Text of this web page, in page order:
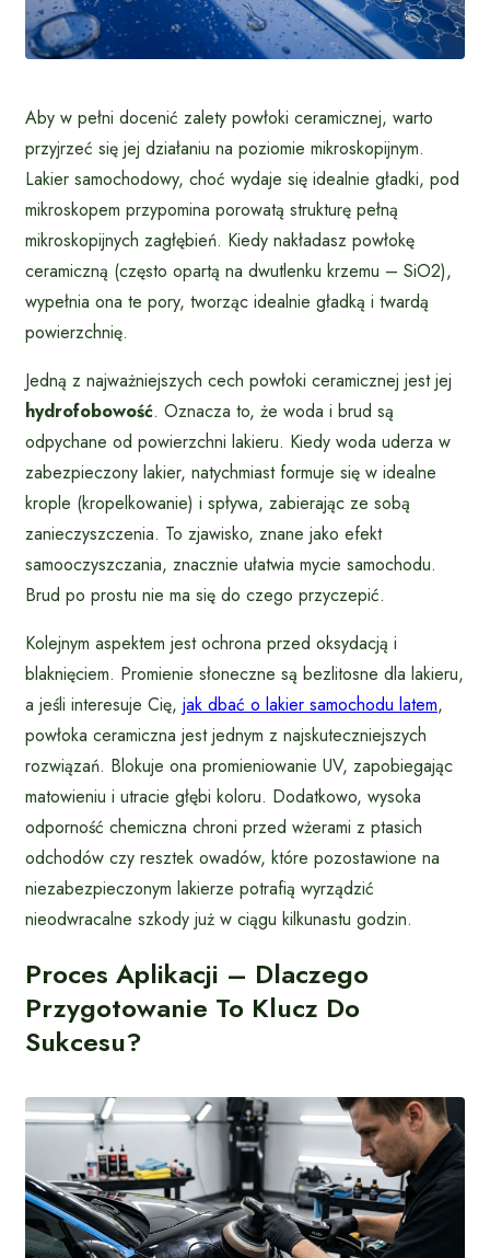
Aby w pełni docenić zalety powłoki ceramicznej, warto
przyjrzeć się jej działaniu na poziomie mikroskopijnym.
Lakier samochodowy, choć wydaje się idealnie gładki, pod
mikroskopem przypomina porowatą strukturę pełną
mikroskopijnych zagłębień. Kiedy nakładasz powłokę
ceramiczną (często opartą na dwutlenku krzemu – SiO2),
wypełnia ona te pory, tworząc idealnie gładką i twardą
powierzchnię.
Jedną z najważniejszych cech powłoki ceramicznej jest jej
hydrofobowość. Oznacza to, że woda i brud są
odpychane od powierzchni lakieru. Kiedy woda uderza w
zabezpieczony lakier, natychmiast formuje się w idealne
krople (kropelkowanie) i spływa, zabierając ze sobą
zanieczyszczenia. To zjawisko, znane jako efekt
samooczyszczania, znacznie ułatwia mycie samochodu.
Brud po prostu nie ma się do czego przyczepić.
Kolejnym aspektem jest ochrona przed oksydacją i
blaknięciem. Promienie słoneczne są bezlitosne dla lakieru,
a jeśli interesuje Cię, jak dbać o lakier samochodu latem,
powłoka ceramiczna jest jednym z najskuteczniejszych
rozwiązań. Blokuje ona promieniowanie UV, zapobiegając
matowieniu i utracie głębi koloru. Dodatkowo, wysoka
odporność chemiczna chroni przed wżerami z ptasich
odchodów czy resztek owadów, które pozostawione na
niezabezpieczonym lakierze potrafią wyrządzić
nieodwracalne szkody już w ciągu kilkunastu godzin.
Proces Aplikacji – Dlaczego
Przygotowanie To Klucz Do
Sukcesu?